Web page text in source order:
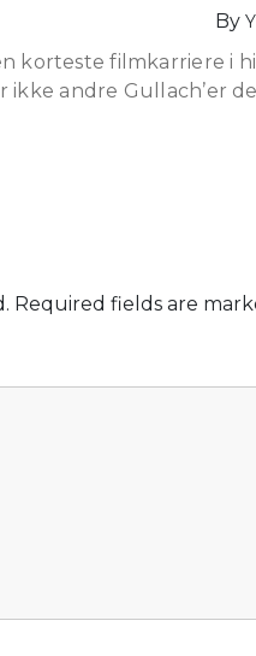
By
korteste filmkarriere i
ikke andre Gullach’er
Required fields are